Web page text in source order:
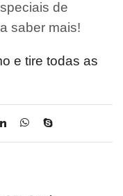
de
saber mais!
e tire todas as